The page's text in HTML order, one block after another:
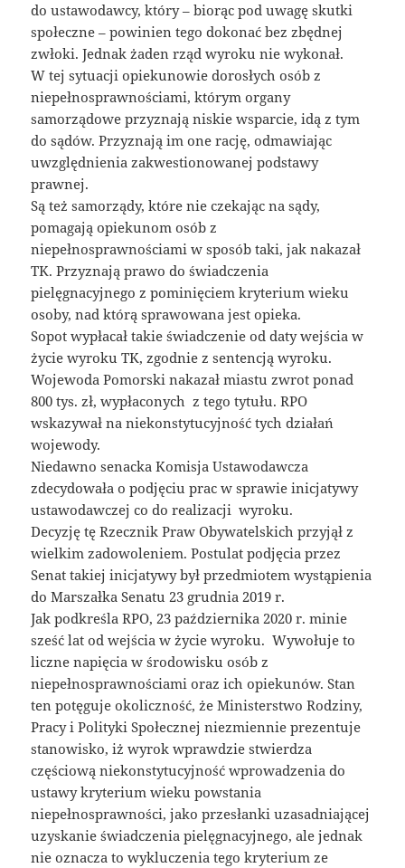
do ustawodawcy, który – biorąc pod uwagę skutki
społeczne – powinien tego dokonać bez zbędnej
zwłoki. Jednak żaden rząd wyroku nie wykonał.
W tej sytuacji opiekunowie dorosłych osób z
niepełnosprawnościami, którym organy
samorządowe przyznają niskie wsparcie, idą z tym
do sądów. Przyznają im one rację, odmawiając
uwzględnienia zakwestionowanej podstawy
prawnej.
Są też samorządy, które nie czekając na sądy,
pomagają opiekunom osób z
niepełnosprawnościami w sposób taki, jak nakazał
TK. Przyznają prawo do świadczenia
pielęgnacyjnego z pominięciem kryterium wieku
osoby, nad którą sprawowana jest opieka.
Sopot wypłacał takie świadczenie od daty wejścia w
życie wyroku TK, zgodnie z sentencją wyroku.
Wojewoda Pomorski nakazał miastu zwrot ponad
800 tys. zł, wypłaconych z tego tytułu. RPO
wskazywał na niekonstytucyjność tych działań
wojewody.
Niedawno senacka Komisja Ustawodawcza
zdecydowała o podjęciu prac w sprawie inicjatywy
ustawodawczej co do realizacji wyroku.
Decyzję tę Rzecznik Praw Obywatelskich przyjął z
wielkim zadowoleniem. Postulat podjęcia przez
Senat takiej inicjatywy był przedmiotem wystąpienia
do Marszałka Senatu 23 grudnia 2019 r.
Jak podkreśla RPO, 23 października 2020 r. minie
sześć lat od wejścia w życie wyroku. Wywołuje to
liczne napięcia w środowisku osób z
niepełnosprawnościami oraz ich opiekunów. Stan
ten potęguje okoliczność, że Ministerstwo Rodziny,
Pracy i Polityki Społecznej niezmiennie prezentuje
stanowisko, iż wyrok wprawdzie stwierdza
częściową niekonstytucyjność wprowadzenia do
ustawy kryterium wieku powstania
niepełnosprawności, jako przesłanki uzasadniającej
uzyskanie świadczenia pielęgnacyjnego, ale jednak
nie oznacza to wykluczenia tego kryterium ze